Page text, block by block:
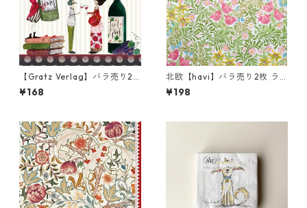
【Gratz Verlag】バラ売り2
枚 カクテルサイズ ペーパーナ
プキン Wein ベージュ
¥168
北欧【havi】バラ売り2枚 ラ
ンチサイズ ペーパーナプキン
Bower グリーン William Mor
¥198